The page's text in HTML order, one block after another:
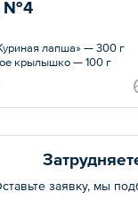
№4
лапша» — 300 г
крылышко — 100 г
50 г
заявку, мы